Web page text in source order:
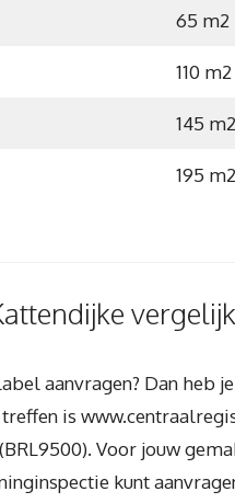
65 m2
110 m2
145 m2
195 m2
aanvragen? Dan heb
is
Voor jouw
kunt